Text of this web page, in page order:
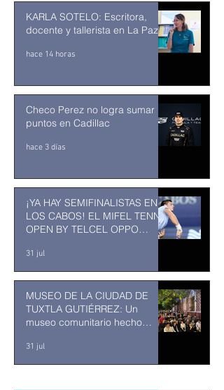
KARLA SOTELO: Escritora,
docente y tallerista en La Paz
hace 14 horas
Checo Perez no logra sumar
puntos en Cadillac
hace 3 días
¡YA HAY SEMIFINALISTAS EN
LOS CABOS! EL MIFEL TENNIS
OPEN BY TELCEL OPPO
31 jul
MUSEO DE LA CIUDAD DE
TUXTLA GUTIÉRREZ: Un
museo comunitario hecho
31 jul